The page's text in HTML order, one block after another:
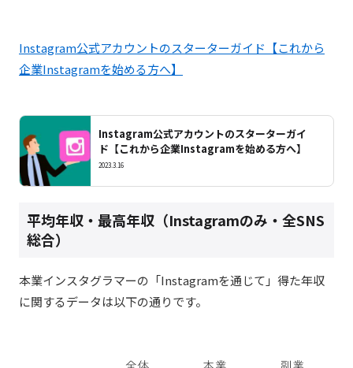
Instagram公式アカウントのスターターガイド【これから
企業Instagramを始める方へ】
Instagram公式アカウントのスターターガイ
ド【これから企業Instagramを始める方へ】
2023.3.16
平均年収・最高年収（Instagramのみ・全SNS
総合）
本業インスタグラマーの「Instagramを通じて」得た年収
に関するデータは以下の通りです。